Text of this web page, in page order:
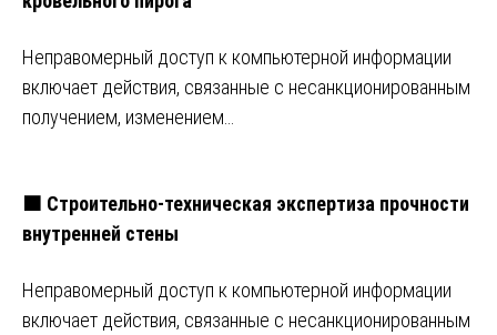
Неправомерный доступ к компьютерной информации
включает действия, связанные с несанкционированным
получением, изменением…
🟧 Строительно-техническая экспертиза прочности
внутренней стены
Неправомерный доступ к компьютерной информации
включает действия, связанные с несанкционированным